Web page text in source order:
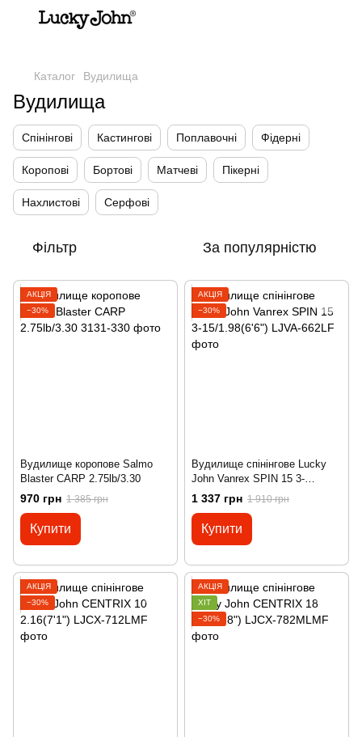
Каталог Вудилища
Вудилища
Спінінгові Кастингові Поплавочні Фідерні
Коропові Бортові Матчеві Пікерні
Нахлистові Серфові
Фільтр За популярністю
АКЦІЯ
−30%
Вудилище коропове Salmo
Blaster CARP 2.75lb/3.30
970 грн 1 385 грн
Купити
АКЦІЯ
−30%
Вудилище спінінгове Lucky
John Vanrex SPIN 15 3-
15/1.98(6'6")
1 337 грн 1 910 грн
Купити
АКЦІЯ
−30%
АКЦІЯ
ХІТ
−30%